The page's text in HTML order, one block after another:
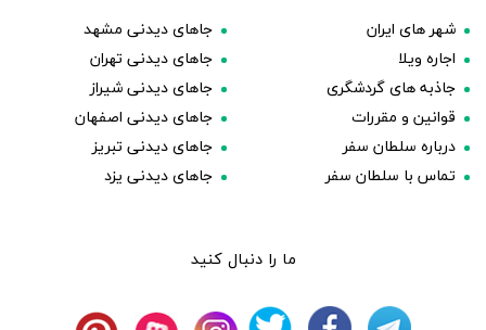
شهر های ایران
اجاره ویلا
جاذبه های گردشگری
قوانین و مقررات
درباره سلطان سفر
تماس با سلطان سفر
جاهای دیدنی مشهد
جاهای دیدنی تهران
جاهای دیدنی شیراز
جاهای دیدنی اصفهان
جاهای دیدنی تبریز
جاهای دیدنی یزد
ما را دنبال کنید